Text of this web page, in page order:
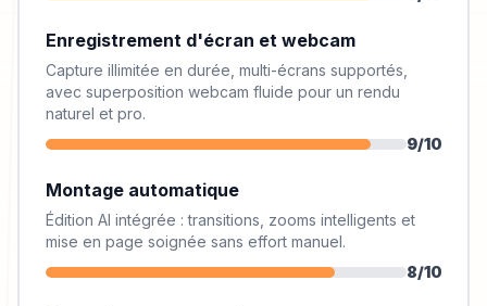
Enregistrement d'écran et webcam
Capture illimitée en durée, multi-écrans supportés,
avec superposition webcam fluide pour un rendu
naturel et pro.
9/10
Montage automatique
Édition AI intégrée : transitions, zooms intelligents et
mise en page soignée sans effort manuel.
8/10